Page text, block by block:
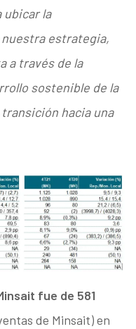
ubicar la
estrategia,
a través de la
sostenible de la
hacia una
fue de 581
de Minsait) en